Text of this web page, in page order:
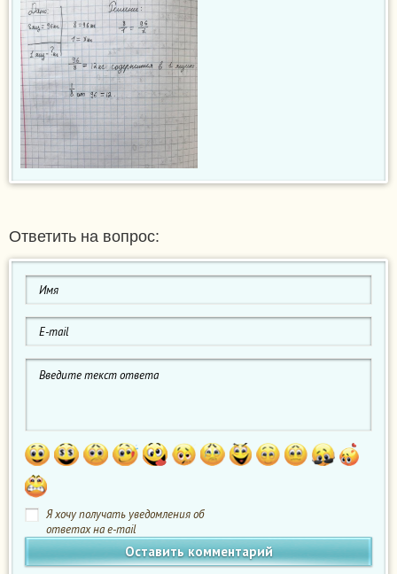
Ответить на вопрос:
Я хочу получать уведомления об
ответах на e-mail